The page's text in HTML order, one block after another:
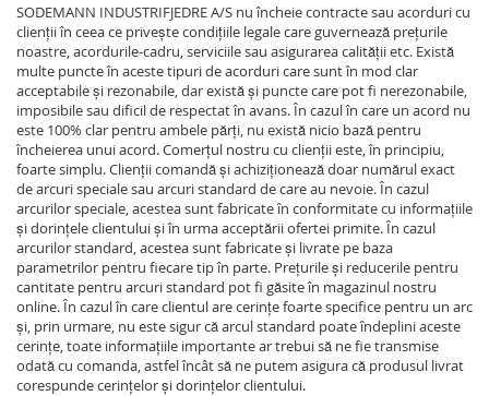
SODEMANN INDUSTRIFJEDRE A/S nu încheie contracte sau acorduri cu
clienții în ceea ce privește condițiile legale care guvernează prețurile
noastre, acordurile-cadru, serviciile sau asigurarea calității etc. Există
multe puncte în aceste tipuri de acorduri care sunt în mod clar
acceptabile și rezonabile, dar există și puncte care pot fi nerezonabile,
imposibile sau dificil de respectat în avans. În cazul în care un acord nu
este 100% clar pentru ambele părți, nu există nicio bază pentru
încheierea unui acord. Comerțul nostru cu clienții este, în principiu,
foarte simplu. Clienții comandă și achiziționează doar numărul exact
de arcuri speciale sau arcuri standard de care au nevoie. În cazul
arcurilor speciale, acestea sunt fabricate în conformitate cu informațiile
și dorințele clientului și în urma acceptării ofertei primite. În cazul
arcurilor standard, acestea sunt fabricate și livrate pe baza
parametrilor pentru fiecare tip în parte. Prețurile și reducerile pentru
cantitate pentru arcuri standard pot fi găsite în magazinul nostru
online. În cazul în care clientul are cerințe foarte specifice pentru un arc
și, prin urmare, nu este sigur că arcul standard poate îndeplini aceste
cerințe, toate informațiile importante ar trebui să ne fie transmise
odată cu comanda, astfel încât să ne putem asigura că produsul livrat
corespunde cerințelor și dorințelor clientului.